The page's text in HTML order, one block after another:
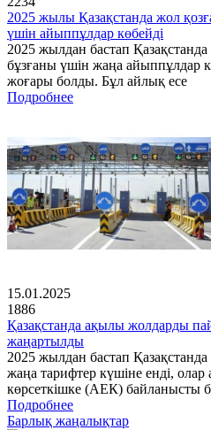
2025 жылы Қазақстанда жол
үшін айыппұлдар көбейді
2025 жылдан бастап
бұзғаны үшін жаңа айыппұлдар
жоғары болды. Бұл айлық есе
Подробнее
15.01.2025
1886
Қазақстанда ақылы жолдарды
жаңартылды
2025 жылдан бастап
жаңа тарифтер күшіне енді, олар
көрсеткішке (АЕК) байланысты
Подробнее
Барлық жаңалықтар